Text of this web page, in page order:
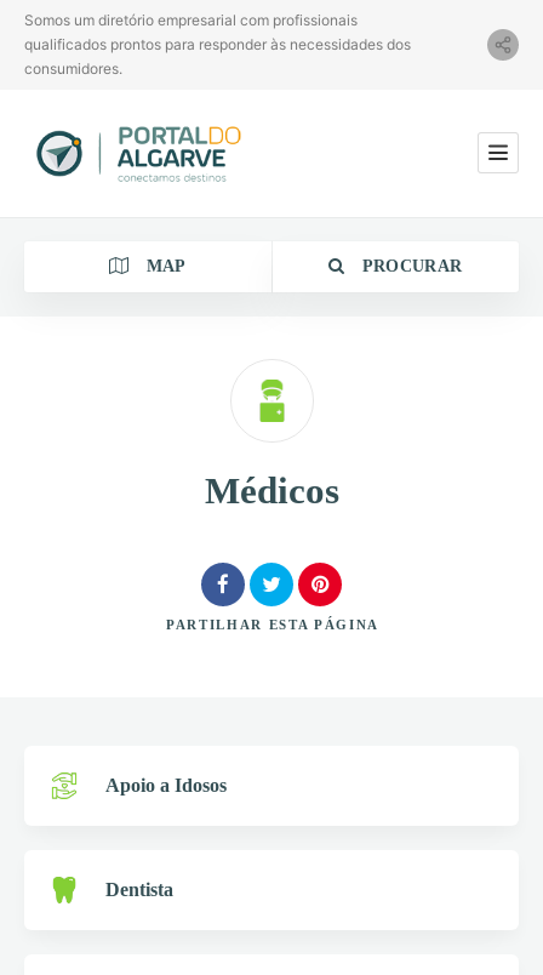
Somos um diretório empresarial com profissionais
qualificados prontos para responder às necessidades dos
consumidores.
MAP PROCURAR
Médicos
PARTILHAR ESTA PÁGINA
Apoio a Idosos
Dentista